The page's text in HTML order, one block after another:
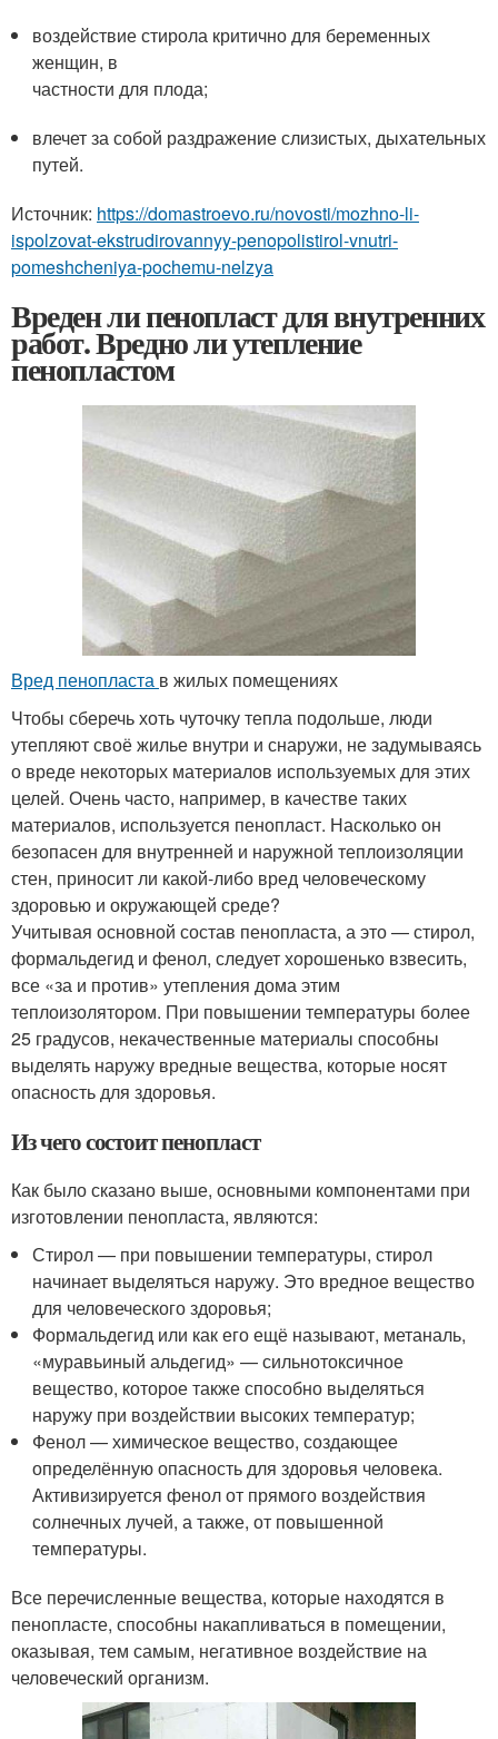
воздействие стирола критично для беременных
женщин, в
частности для плода;
влечет за собой раздражение слизистых, дыхательных
путей.
Источник: https://domastroevo.ru/novosti/mozhno-li-
ispolzovat-ekstrudirovannyy-penopolistirol-vnutri-
pomeshcheniya-pochemu-nelzya
Вреден ли пенопласт для внутренних
работ. Вредно ли утепление
пенопластом
Вред пенопласта в жилых помещениях
Чтобы сберечь хоть чуточку тепла подольше, люди
утепляют своё жилье внутри и снаружи, не задумываясь
о вреде некоторых материалов используемых для этих
целей. Очень часто, например, в качестве таких
материалов, используется пенопласт. Насколько он
безопасен для внутренней и наружной теплоизоляции
стен, приносит ли какой-либо вред человеческому
здоровью и окружающей среде?
Учитывая основной состав пенопласта, а это — стирол,
формальдегид и фенол, следует хорошенько взвесить,
все «за и против» утепления дома этим
теплоизолятором. При повышении температуры более
25 градусов, некачественные материалы способны
выделять наружу вредные вещества, которые носят
опасность для здоровья.
Из чего состоит пенопласт
Как было сказано выше, основными компонентами при
изготовлении пенопласта, являются:
Стирол — при повышении температуры, стирол
начинает выделяться наружу. Это вредное вещество
для человеческого здоровья;
Формальдегид или как его ещё называют, метаналь,
«муравьиный альдегид» — сильнотоксичное
вещество, которое также способно выделяться
наружу при воздействии высоких температур;
Фенол — химическое вещество, создающее
определённую опасность для здоровья человека.
Активизируется фенол от прямого воздействия
солнечных лучей, а также, от повышенной
температуры.
Все перечисленные вещества, которые находятся в
пенопласте, способны накапливаться в помещении,
оказывая, тем самым, негативное воздействие на
человеческий организм.